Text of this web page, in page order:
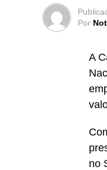
Por
A
no